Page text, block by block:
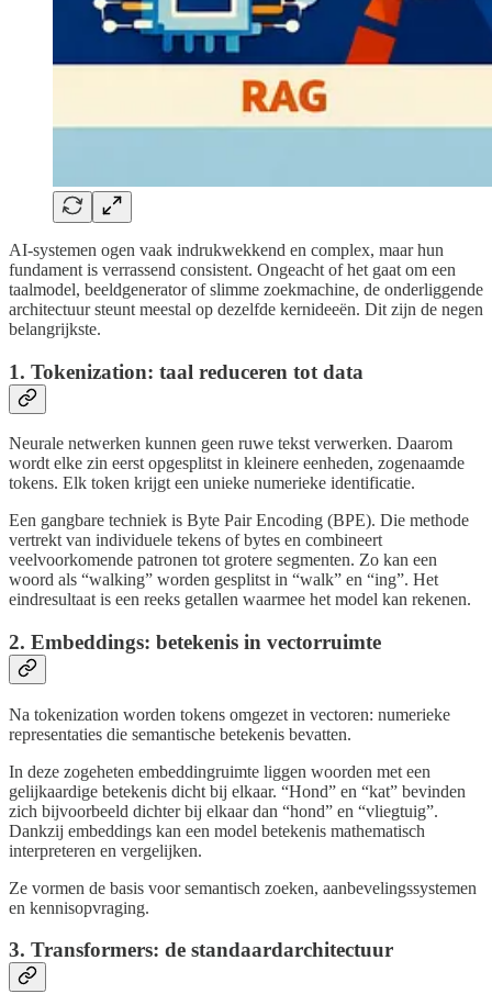
AI-systemen ogen vaak indrukwekkend en complex, maar hun
fundament is verrassend consistent. Ongeacht of het gaat om een
taalmodel, beeldgenerator of slimme zoekmachine, de onderliggende
architectuur steunt meestal op dezelfde kernideeën. Dit zijn de negen
belangrijkste.
1. Tokenization: taal reduceren tot data
Neurale netwerken kunnen geen ruwe tekst verwerken. Daarom
wordt elke zin eerst opgesplitst in kleinere eenheden, zogenaamde
tokens. Elk token krijgt een unieke numerieke identificatie.
Een gangbare techniek is Byte Pair Encoding (BPE). Die methode
vertrekt van individuele tekens of bytes en combineert
veelvoorkomende patronen tot grotere segmenten. Zo kan een
woord als “walking” worden gesplitst in “walk” en “ing”. Het
eindresultaat is een reeks getallen waarmee het model kan rekenen.
2. Embeddings: betekenis in vectorruimte
Na tokenization worden tokens omgezet in vectoren: numerieke
representaties die semantische betekenis bevatten.
In deze zogeheten embeddingruimte liggen woorden met een
gelijkaardige betekenis dicht bij elkaar. “Hond” en “kat” bevinden
zich bijvoorbeeld dichter bij elkaar dan “hond” en “vliegtuig”.
Dankzij embeddings kan een model betekenis mathematisch
interpreteren en vergelijken.
Ze vormen de basis voor semantisch zoeken, aanbevelingssystemen
en kennisopvraging.
3. Transformers: de standaardarchitectuur